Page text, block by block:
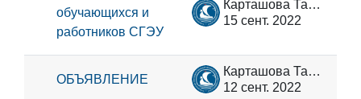
обучающихся и
работников СГЭУ
Карташова Татьяна Владимировна
15 сент. 2022
ОБЪЯВЛЕНИЕ
Карташова Татьяна Владимировна
12 сент. 2022